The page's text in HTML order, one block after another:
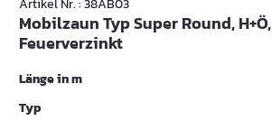
Artikel Nr. : 38AB03
Mobilzaun Typ Super Round, H+Ö,
Feuerverzinkt
Länge in m
Typ